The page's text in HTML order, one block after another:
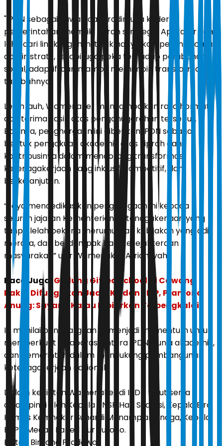
"IPDN sebagai kawah candradimuka kader
pemerintahan memiliki peran strategis. Aparatur yang
lahir dari lingkungan ini tidak hanya kompeten secara
administratif, tetapi juga peka terhadap perubahan
sosial, adaptif, dan mampu memimpin transformasi,”
tambahnya.
Lebih jauh, Wamenaker menyampaikan rasa hormat
dan terima kasih atas penganugerahan tersebut.
Baginya, penghargaan ini diberikan IPDN sebagai
bentuk pengakuan akademik atas kiprah dan
kontribusinya dalam mendorong transformasi
ketenagakerjaan yang inklusif, kompetitif, dan
berkelanjutan.
“Saya mendedikasikan penghargaan ini kepada
seluruh jajaran Kementerian Ketenagakerjaan yang
tanpa lelah bekerja merumuskan kebijakan yang adil,
merata, dan berdampak bagi kesejahteraan
masyarakat,” ujar Wamenaker Afriansyah.
Baca Juga: Gedung Gifted School di Cawang
Bakal Difungsikan Jadi SKB dan SMP, Pramono
Anung: Sayang Kalau Dibiarkan Terbengkalai
Ia menilai penghargaan ini menjadi momentum untuk
memperkuat kolaborasi antara IPDN, dunia akademik,
dan pemerintah dalam mendukung pembangunan
ketenagakerjaan nasional.
Dalam kegiatan Wamenaker di IPDN turut serta
didampingi oleh Kepala BNSP Hari Syamsi, Kepala Biro
Humas Kemnaker Sunardi Manampiar Sinaga, Kepala
BBPV Medan Faried Nur Yuliono.
Editor: Bintang Pradewo